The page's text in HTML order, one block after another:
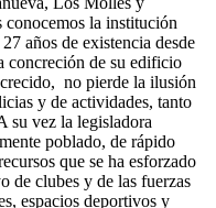
conocemos la institución
años de existencia desde
concreción de su edificio
no pierde la ilusión
y de actividades, tanto
su vez la legisladora
poblado, de rápido
que se ha esforzado
de clubes y de las fuerzas
espacios deportivos y